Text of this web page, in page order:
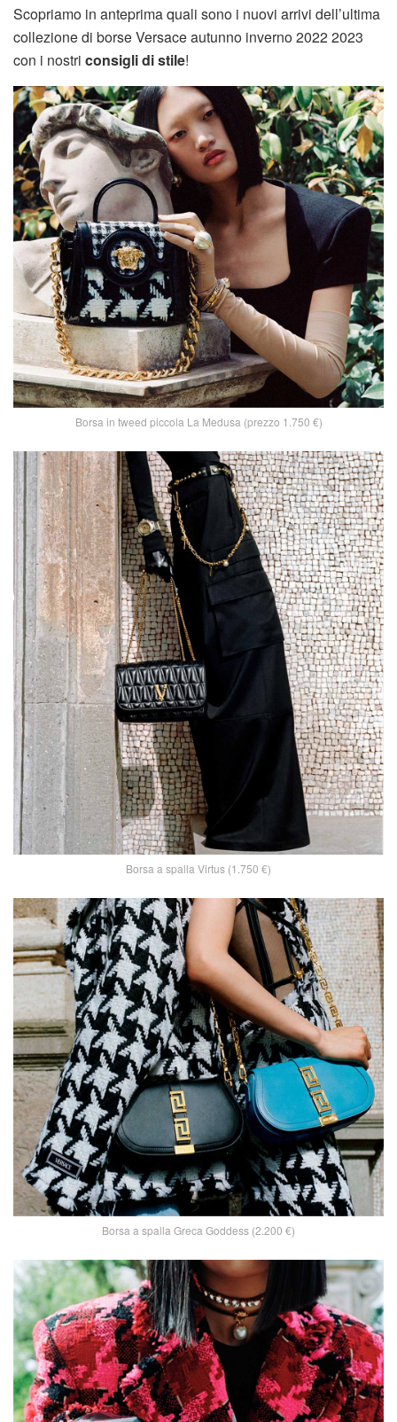
Scopriamo in anteprima quali sono i nuovi arrivi dell’ultima
collezione di borse Versace autunno inverno 2022 2023
con i nostri consigli di stile!
Borsa in tweed piccola La Medusa (prezzo 1.750 €)
Borsa a spalla Virtus (1.750 €)
Borsa a spalla Greca Goddess (2.200 €)